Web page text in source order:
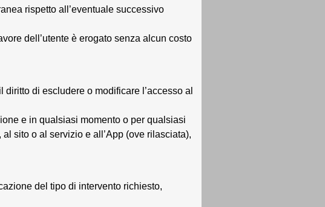
rispetto all’eventuale successivo
dell’utente è erogato senza alcun costo
di escludere o modificare l’accesso al
e in qualsiasi momento o per qualsiasi
sito o al servizio e all’App (ove rilasciata),
del tipo di intervento richiesto,